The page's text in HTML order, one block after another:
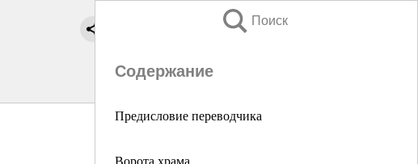
Поиск
Содержание
Предисловие переводчика
Ворота храма